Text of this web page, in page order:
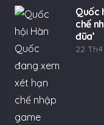
Quốc
chế
đũa’
22